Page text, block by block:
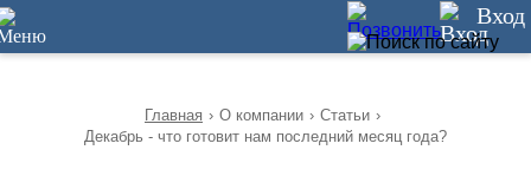
10 Вход
Главная › О компании › Статьи ›
Декабрь - что готовит нам последний месяц года?